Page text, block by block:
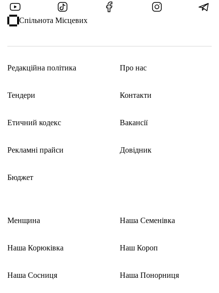
Спільнота Місцевих
Редакційна політика
Тендери
Етичний кодекс
Рекламні прайси
Бюджет
Про нас
Контакти
Вакансії
Довідник
Менщина
Наша Корюківка
Наша Сосниця
Наша Семенівка
Наш Короп
Наша Понорниця